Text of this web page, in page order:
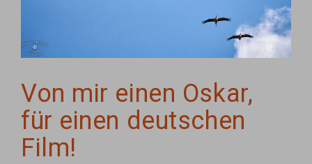
Von mir einen Oskar,
für einen deutschen
Film!